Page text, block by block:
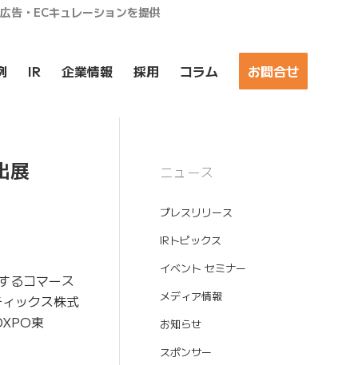
告・ECキュレーションを提供
IR 企業情報 採用 コラム お問合せ
展
るコマース
ックス株式
東
ニュース
プレスリリース
IRトピックス
イベント セミナー
メディア情報
お知らせ
スポンサー